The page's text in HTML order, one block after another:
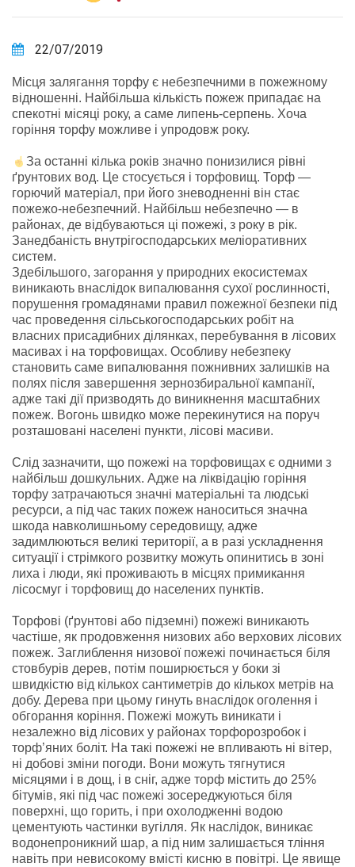
22/07/2019
Місця залягання торфу є небезпечними в пожежному
відношенні. Найбільша кількість пожеж припадає на
спекотні місяці року, а саме липень-серпень. Хоча
горіння торфу можливе і упродовж року.
За останні кілька років значно понизилися рівні
ґрунтових вод. Це стосується і торфовищ. Торф —
горючий матеріал, при його зневодненні він стає
пожежо-небезпечний. Найбільш небезпечно — в
районах, де відбуваються ці пожежі, з року в рік.
Занедбаність внутрігосподарських меліоративних
систем.
Здебільшого, загорання у природних екосистемах
виникають внаслідок випалювання сухої рослинності,
порушення громадянами правил пожежної безпеки під
час проведення сільськогосподарських робіт на
власних присадибних ділянках, перебування в лісових
масивах і на торфовищах. Особливу небезпеку
становить саме випалювання пожнивних залишків на
полях після завершення зернозбиральної кампанії,
адже такі дії призводять до виникнення масштабних
пожеж. Вогонь швидко може перекинутися на поруч
розташовані населені пункти, лісові масиви.
Слід зазначити, що пожежі на торфовищах є одними з
найбільш дошкульних. Адже на ліквідацію горіння
торфу затрачаються значні матеріальні та людські
ресурси, а під час таких пожеж наноситься значна
шкода навколишньому середовищу, адже
задимлюються великі території, а в разі ускладнення
ситуації і стрімкого розвитку можуть опинитись в зоні
лиха і люди, які проживають в місцях примикання
лісосмуг і торфовищ до населених пунктів.
Торфові (ґрунтові або підземні) пожежі виникають
частіше, як продовження низових або верхових лісових
пожеж. Заглиблення низової пожежі починається біля
стовбурів дерев, потім поширюється у боки зі
швидкістю від кількох сантиметрів до кількох метрів на
добу. Дерева при цьому гинуть внаслідок оголення і
обгорання коріння. Пожежі можуть виникати і
незалежно від лісових у районах торфорозробок і
торф’яних боліт. На такі пожежі не впливають ні вітер,
ні добові зміни погоди. Вони можуть тягнутися
місяцями і в дощ, і в сніг, адже торф містить до 25%
бітумів, які під час пожежі зосереджуються біля
поверхні, що горить, і при охолодженні водою
цементують частинки вугілля. Як наслідок, виникає
водонепроникний шар, а під ним залишається тління
навіть при невисокому вмісті кисню в повітрі. Це явище